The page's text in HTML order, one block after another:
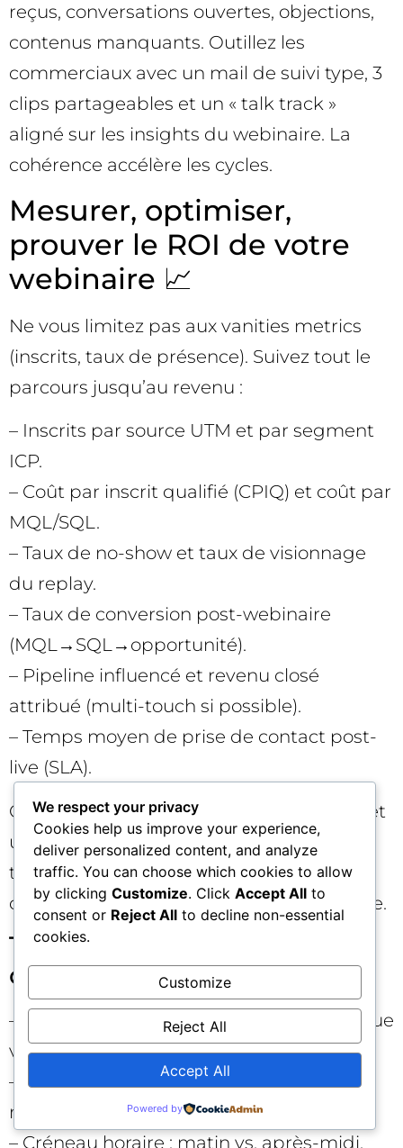
reçus, conversations ouvertes, objections,
contenus manquants. Outillez les
commerciaux avec un mail de suivi type, 3
clips partageables et un « talk track »
aligné sur les insights du webinaire. La
cohérence accélère les cycles.
Mesurer, optimiser,
prouver le ROI de votre
webinaire 📈
Ne vous limitez pas aux vanities metrics
(inscrits, taux de présence). Suivez tout le
parcours jusqu’au revenu :
– Inscrits par source UTM et par segment
ICP.
– Coût par inscrit qualifié (CPIQ) et coût par
MQL/SQL.
– Taux de no-show et taux de visionnage
du replay.
– Taux de conversion post-webinaire
(MQL→SQL→opportunité).
– Pipeline influencé et revenu closé
attribué (multi-touch si possible).
– Temps moyen de prise de contact post-
live (SLA).
Créez un tableau de bord par webinaire et
un autre cumulant le programme sur le
trimestre. Objectif : itérer vite, arrêter ce
qui ne marche pas, scaler ce qui performe.
Tests d’optimisation à lancer
ce trimestre 🧪
– A/B testing des titres (bénéfice spécifique
vs. approche « framework »).
– Format : panel vs. atelier, 45 min vs. 30
min.
– Créneau horaire : matin vs. après-midi,
We respect your privacy
Cookies help us improve your experience,
deliver personalized content, and analyze
traffic. You can choose which cookies to allow
by clicking Customize. Click Accept All to
consent or Reject All to decline non-essential
cookies.
Customize
Reject All
Accept All
Powered by